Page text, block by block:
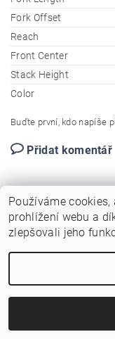
Fork Offset
Reach
Front Center
Stack Height
Color
Buďte první, kdo napíše
Přidat komentář
2026 © Birotarius,
Používáme
prohlížení webu a
zlepšovali jeho